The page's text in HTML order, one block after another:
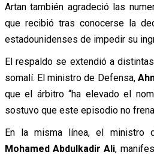
Artan también agradeció las
que recibió tras conocerse la
estadounidenses de impedir su
El respaldo se extendió a
somalí. El ministro de Defensa,
que el árbitro “ha elevado el
sostuvo que este episodio no
En la misma línea, el ministro
Mohamed Abdulkadir Ali,